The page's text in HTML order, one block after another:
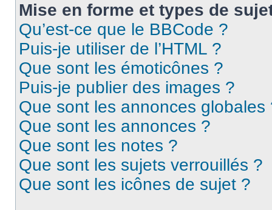
Mise en forme et types de
Qu’est-ce que le BBCode ?
Puis-je utiliser de l’HTML ?
Que sont les émoticônes ?
Puis-je publier des images ?
Que sont les annonces globales
Que sont les annonces ?
Que sont les notes ?
Que sont les sujets verrouillés ?
Que sont les icônes de sujet ?